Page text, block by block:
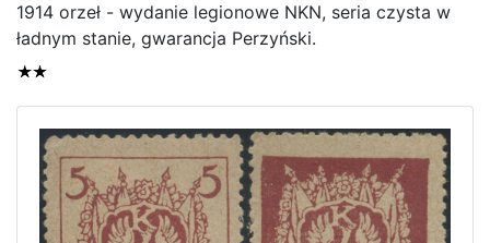
Current auction
Recent result
Archive
1914 orzeł - wydanie legionowe NKN, seria czysta w
ładnym stanie, gwarancja Perzyński.